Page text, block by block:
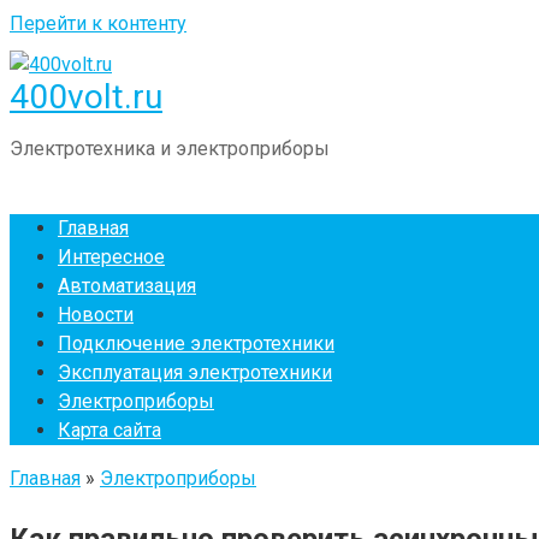
Перейти к контенту
400volt.ru
Электротехника и электроприборы
Главная
Интересное
Автоматизация
Новости
Подключение электротехники
Эксплуатация электротехники
Электроприборы
Карта сайта
Главная » Электроприборы